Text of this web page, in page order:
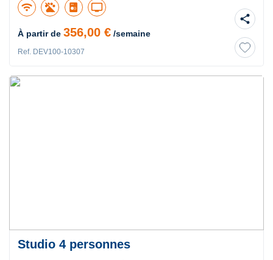
wifi tv
À partir de 356,00 € /semaine
Ref. DEV100-10307
share
Studio 4 personnes